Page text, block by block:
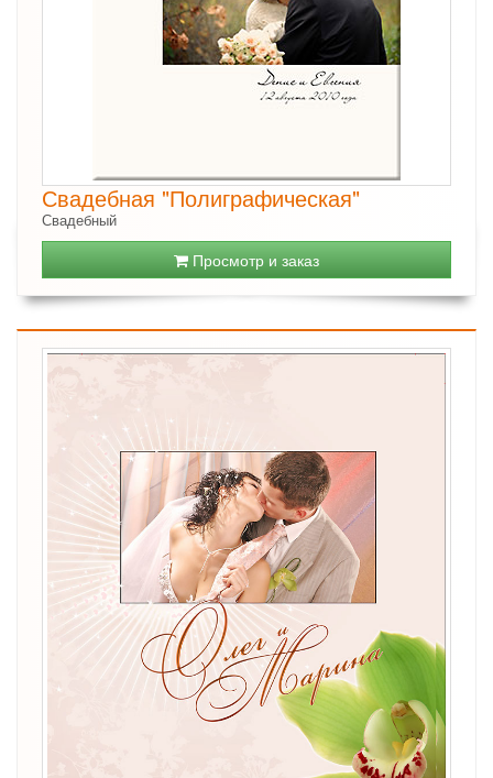
Свадебная "Полиграфическая"
Свадебный
Просмотр и заказ